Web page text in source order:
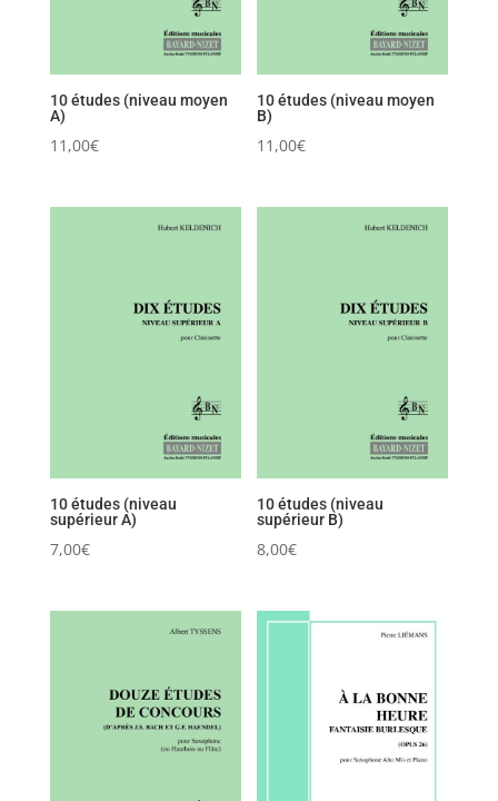
10 études (niveau moyen
A)
11,00€
10 études (niveau moyen
B)
11,00€
10 études (niveau
supérieur A)
7,00€
10 études (niveau
supérieur B)
8,00€